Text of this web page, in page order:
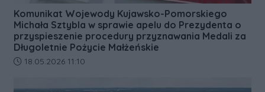
Komunikat Wojewody Kujawsko-Pomorskiego
Michała Sztybla w sprawie apelu do Prezydenta o
przyspieszenie procedury przyznawania Medali za
Długoletnie Pożycie Małżeńskie
Data dodania artykułu:
18.05.2026 11:10